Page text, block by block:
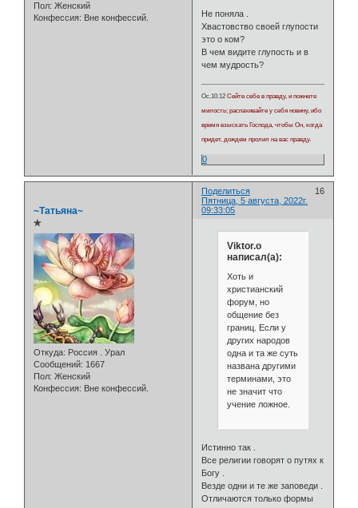
Пол: Женский
Конфессия: Вне конфессий.
Не поняла .
Хвастовство своей глупости
это о ком?
В чем видите глупость и в
чем мудрость?
Ос.10.12Сейте себе в правду, и пожнете
милость; распахивайте у себя новину, ибо
время взыскать Господа, чтобы Он, когда
придет, дождем пролил на вас правду.
0
Поделиться
16
Пятница, 5 августа, 2022г.
09:33:05
~Татьяна~
✯
Откуда: Россия . Урал
Сообщений: 1667
Пол: Женский
Конфессия: Вне конфессий.
Viktor.o
написал(а):
Хоть и
христианский
форум, но
общение без
границ. Если у
других народов
одна и та же суть
названа другими
терминами, это
не значит что
учение ложное.
Истинно так .
Все религии говорят о путях к
Богу .
Везде одни и те же заповеди .
Отличаются только формы